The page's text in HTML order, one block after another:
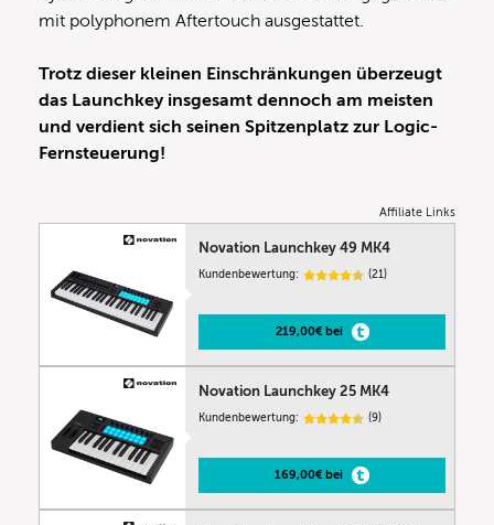
mit polyphonem Aftertouch ausgestattet.
Trotz dieser kleinen Einschränkungen überzeugt
das Launchkey insgesamt dennoch am meisten
und verdient sich seinen Spitzenplatz zur Logic-
Fernsteuerung!
Affiliate Links
Novation Launchkey 49 MK4
Kundenbewertung: (21)
219,00€ bei
Novation Launchkey 25 MK4
Kundenbewertung: (9)
169,00€ bei